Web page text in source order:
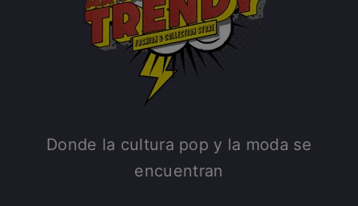
Donde la cultura pop y la moda se
encuentran